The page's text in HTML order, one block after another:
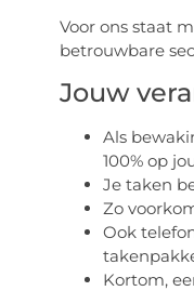
Voor ons staat
betrouwbare
Jouw
Als
100% op
Je taken
Zo
Ook
Kortom,